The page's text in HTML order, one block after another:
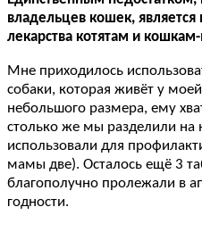
владельцев кошек,
лекарства котятам и
Мне приходилось
собаки, которая живёт у
небольшого размера, ему
столько же мы разделили на
использовали для
мамы две). Осталось ещё 3
благополучно пролежали в
годности.